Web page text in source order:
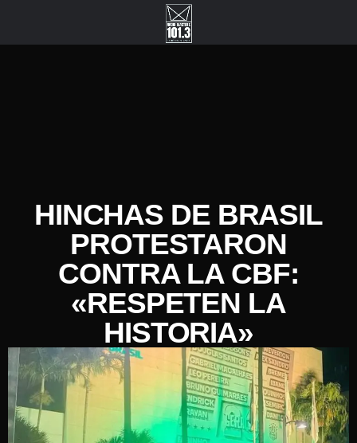
HINCHAS DE BRASIL
PROTESTARON
CONTRA LA CBF:
«RESPETEN LA
HISTORIA»